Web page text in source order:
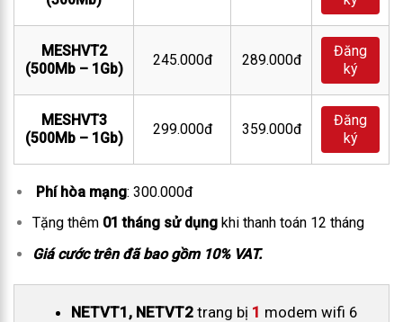
MESHVT2
(500Mb – 1Gb)
245.000đ 289.000đ
Đăng
ký
MESHVT3
(500Mb – 1Gb)
299.000đ 359.000đ
Đăng
ký
Phí hòa mạng: 300.000đ
Tặng thêm 01 tháng sử dụngkhi thanh toán 12 tháng
Giá cước trên đã bao gồm 10% VAT.
NETVT1, NETVT2trang bị 1 modem wifi 6